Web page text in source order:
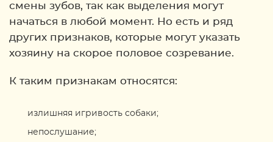
смены зубов, так как выделения могут
начаться в любой момент. Но есть и ряд
других признаков, которые могут указать
хозяину на скорое половое созревание.
К таким признакам относятся:
излишняя игривость собаки;
непослушание;